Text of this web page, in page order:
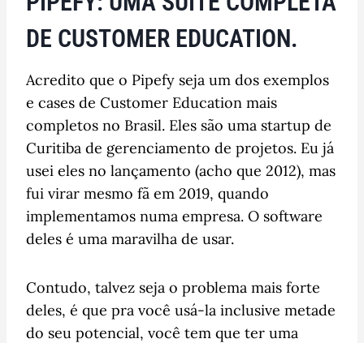
DE CUSTOMER EDUCATION.
Acredito que o Pipefy seja um dos exemplos
e cases de Customer Education mais
completos no Brasil. Eles são uma startup de
Curitiba de gerenciamento de projetos. Eu já
usei eles no lançamento (acho que 2012), mas
fui virar mesmo fã em 2019, quando
implementamos numa empresa. O software
deles é uma maravilha de usar.
Contudo, talvez seja o problema mais forte
deles, é que pra você usá-la inclusive metade
do seu potencial, você tem que ter uma